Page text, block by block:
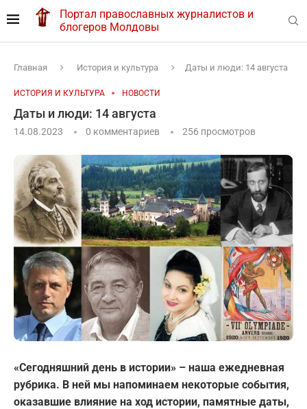
Портал православных журналистов и
блогеров Молдовы
Главная История и культура Даты и люди: 14 августа
ИСТОРИЯ И КУЛЬТУРА НОВОСТИ
Даты и люди: 14 августа
14.08.2023 0 комментариев 256 просмотров
«Сегодняшний день в истории» – наша ежедневная
рубрика. В ней мы напоминаем некоторые события,
оказавшие влияние на ход истории, памятные даты,